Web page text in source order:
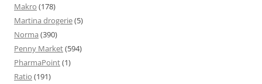
Makro (178)
Martina drogerie(5)
Norma (390)
Penny Market(594)
PharmaPoint(1)
Ratio (191)